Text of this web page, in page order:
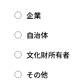
企業
自治体
文化財所有者
その他